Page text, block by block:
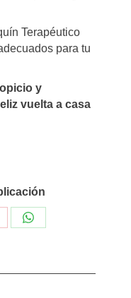
Terapéutico
para tu
y
vuelta a casa
Share